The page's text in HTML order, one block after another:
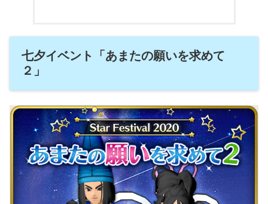
七夕イベント「あまたの願いを求めて
２」